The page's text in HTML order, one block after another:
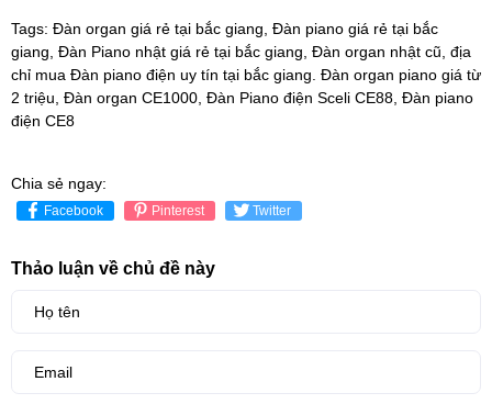
Tags: Đàn organ giá rẻ tại bắc giang, Đàn piano giá rẻ tại bắc
giang, Đàn Piano nhật giá rẻ tại bắc giang, Đàn organ nhật cũ, địa
chỉ mua Đàn piano điện uy tín tại bắc giang. Đàn organ piano giá từ
2 triệu, Đàn organ CE1000, Đàn Piano điện Sceli CE88, Đàn piano
điện CE8
Chia sẻ ngay:
Facebook Pinterest Twitter
Thảo luận về chủ đề này